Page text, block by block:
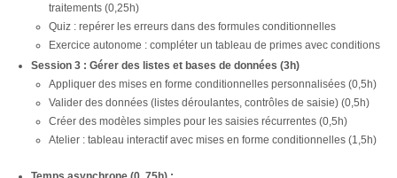
traitements (0,25h)
Quiz : repérer les erreurs dans des formules conditionnelles
Exercice autonome : compléter un tableau de primes avec conditions
Session 3 : Gérer des listes et bases de données (3h)
Appliquer des mises en forme conditionnelles personnalisées (0,5h)
Valider des données (listes déroulantes, contrôles de saisie) (0,5h)
Créer des modèles simples pour les saisies récurrentes (0,5h)
Atelier : tableau interactif avec mises en forme conditionnelles (1,5h)